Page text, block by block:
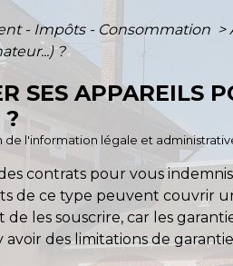
- Impôts - Consommation >
?
SES APPAREILS
?
de l'information légale et
contrats pour vous
de ce type peuvent couvrir
de les souscrire, car les
des limitations de